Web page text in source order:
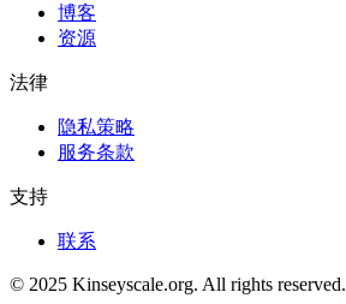
博客
资源
法律
隐私策略
服务条款
支持
联系
© 2025 Kinseyscale.org. All rights reserved.